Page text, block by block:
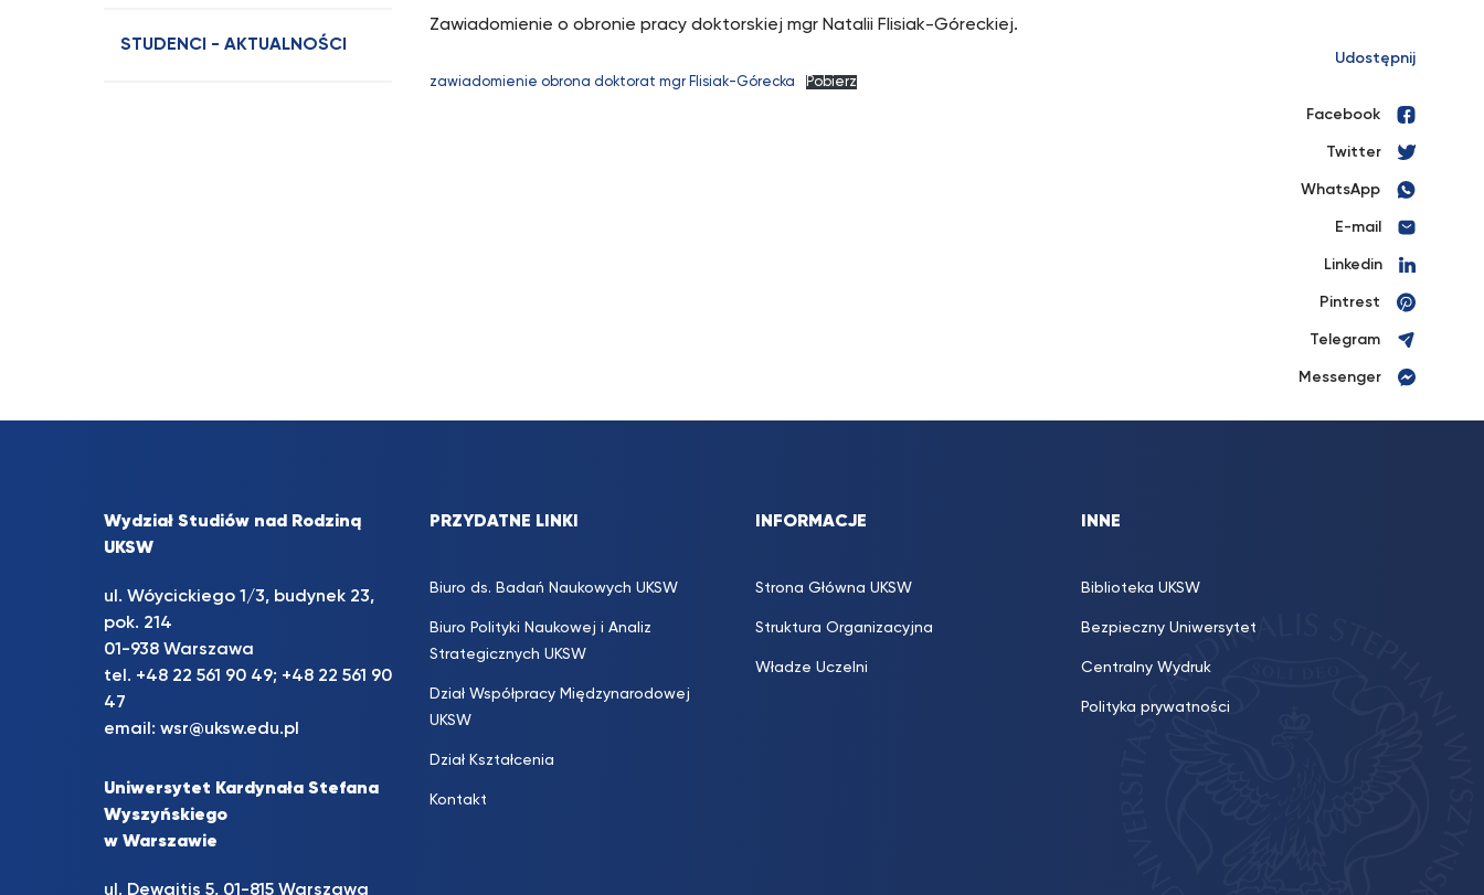
STUDENCI - AKTUALNOŚCI
Zawiadomienie o obronie pracy doktorskiej mgr Natalii Flisiak-Góreckiej.
zawiadomienie obrona doktorat mgr Flisiak-Górecka Pobierz
Udostępnij
Facebook
Twitter
WhatsApp
E-mail
Linkedin
Pintrest
Telegram
Messenger
Wydział Studiów nad Rodziną
UKSW
ul. Wóycickiego 1/3, budynek 23,
pok. 214
01-938 Warszawa
tel. +48 22 561 90 49; +48 22 561 90
47
email: wsr@uksw.edu.pl
Uniwersytet Kardynała Stefana
Wyszyńskiego
w Warszawie
ul. Dewajtis 5, 01-815 Warszawa
PRZYDATNE LINKI
Biuro ds. Badań Naukowych UKSW
Biuro Polityki Naukowej i Analiz
Strategicznych UKSW
Dział Współpracy Międzynarodowej
UKSW
Dział Kształcenia
Kontakt
INFORMACJE
Strona Główna UKSW
Struktura Organizacyjna
Władze Uczelni
INNE
Biblioteka UKSW
Bezpieczny Uniwersytet
Centralny Wydruk
Polityka prywatności